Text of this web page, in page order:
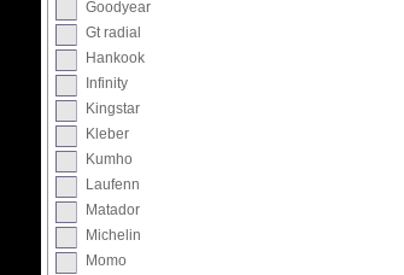
Goodyear
Gt radial
Hankook
Infinity
Kingstar
Kleber
Kumho
Laufenn
Matador
Michelin
Momo